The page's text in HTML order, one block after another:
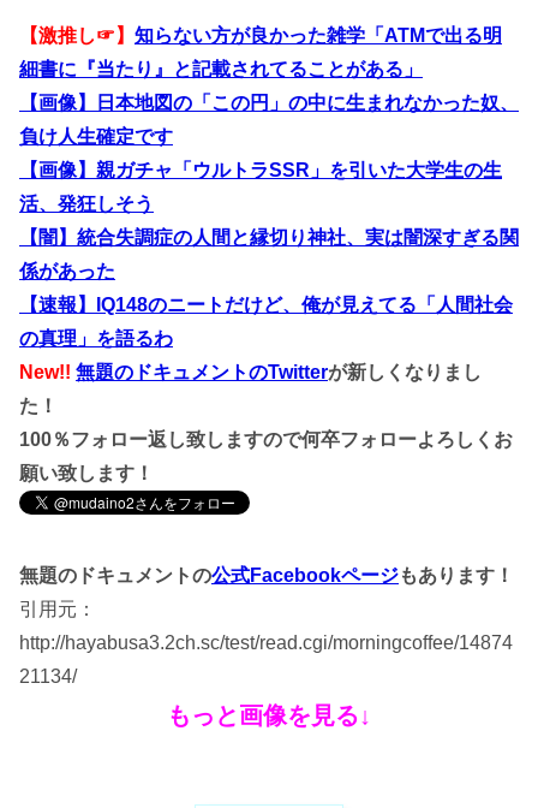
【激推し☞】 知らない方が良かった雑学「ATMで出る明
細書に『当たり』と記載されてることがある」
【画像】日本地図の「この円」の中に生まれなかった奴、
負け人生確定です
【画像】親ガチャ「ウルトラSSR」を引いた大学生の生
活、発狂しそう
【闇】統合失調症の人間と縁切り神社、実は闇深すぎる関
係があった
【速報】IQ148のニートだけど、俺が見えてる「人間社会
の真理」を語るわ
New!! 無題のドキュメントのTwitterが新しくなりまし
た！
100％フォロー返し致しますので何卒フォローよろしくお
願い致します！
無題のドキュメントの公式Facebookページもあります！
引用元：
http://hayabusa3.2ch.sc/test/read.cgi/morningcoffee/14874
21134/
もっと画像を見る↓